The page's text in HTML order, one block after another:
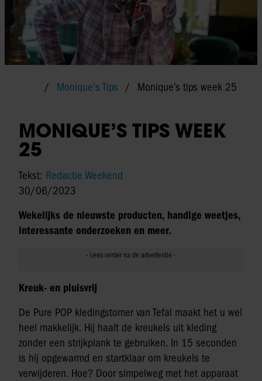
Monique's Tips Monique’s tips week 25
MONIQUE’S TIPS WEEK
25
Tekst: Redactie Weekend
30/06/2023
Wekelijks de nieuwste producten, handige weetjes,
interessante onderzoeken en meer.
Kreuk- en pluisvrij
De Pure POP kledingstomer van Tefal maakt het u wel
heel makkelijk. Hij haalt de kreukels uit kleding
zonder een strijkplank te gebruiken. In 15 seconden
is hij opgewarmd en startklaar om kreukels te
verwijderen. Hoe? Door simpelweg met het apparaat